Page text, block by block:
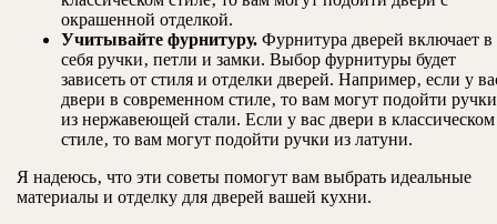
окрашенной отделкой.
Учитывайте фурнитуру. Фурнитура дверей включает в
себя ручки‚ петли и замки. Выбор фурнитуры будет
зависеть от стиля и отделки дверей. Например‚ если у
двери в современном стиле‚ то вам могут подойти ручки
из нержавеющей стали. Если у вас двери в классическом
стиле‚ то вам могут подойти ручки из латуни.
Я надеюсь‚ что эти советы помогут вам выбрать идеальные
материалы и отделку для дверей вашей кухни.